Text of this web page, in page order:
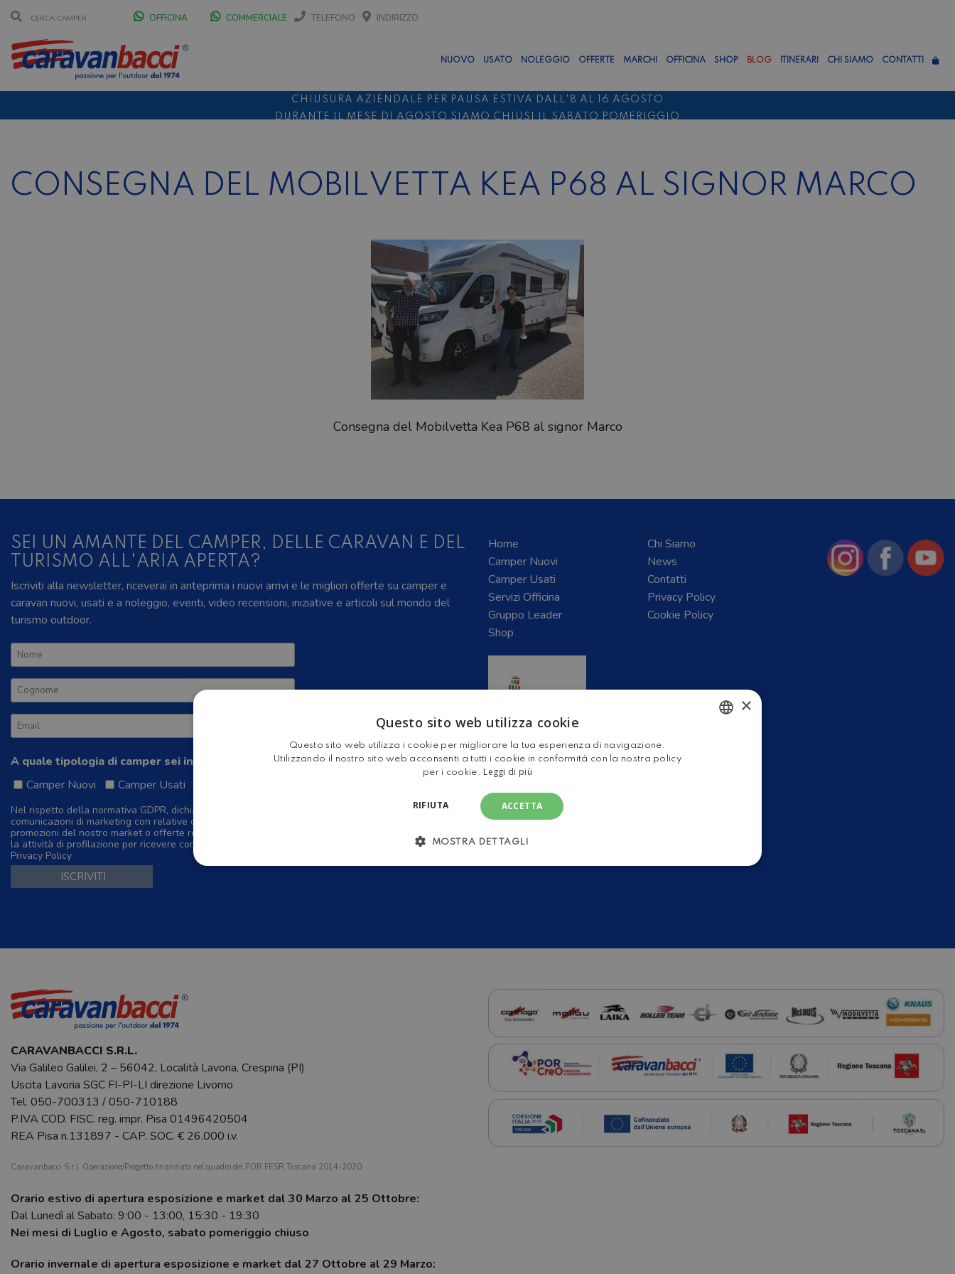
OFFICINA COMMERCIALE TELEFONO INDIRIZZO
NUOVO USATO NOLEGGIO OFFERTE MARCHI OFFICINA SHOP BLOG ITINERARI CHI SIAMO CONTATTI
CHIUSURA AZIENDALE PER PAUSA ESTIVA DALL'8 AL 16 AGOSTO
DURANTE IL MESE DI AGOSTO SIAMO CHIUSI IL SABATO POMERIGGIO
CONSEGNA DEL MOBILVETTA KEA P68 AL SIGNOR MARCO
Consegna del Mobilvetta Kea P68 al signor Marco
SEI UN AMANTE DEL CAMPER, DELLE CARAVAN E DEL
TURISMO ALL'ARIA APERTA?
Iscriviti alla newsletter, riceverai in anteprima i nuovi arrivi e le migliori offerte su camper e
caravan nuovi, usati e a noleggio, eventi, video recensioni, iniziative e articoli sul mondo del
turismo outdoor.
A quale tipologia di camper sei interessato?
Camper Nuovi
Camper Usati
Nel rispetto della normativa GDPR, dichiaro di dare il mio consenso per ricevere tramite email
comunicazioni di marketing con relative offerte commerciali su camper nuovi, camper usati,
promozioni del nostro market o offerte relative al noleggio. Inoltre esplicito il mio consenso per
la attività di profilazione per ricevere contenuti personalizzati sulla base dei miei interessi.
Privacy Policy
Home
Camper Nuovi
Camper Usati
Servizi Officina
Gruppo Leader
Shop
Chi Siamo
News
Contatti
Privacy Policy
Cookie Policy
CARAVANBACCI S.R.L.
Via Galileo Galilei, 2 – 56042, Località Lavoria, Crespina (PI)
Uscita Lavoria SGC FI-PI-LI direzione Livorno
Tel. 050-700313 /050-710188
P.IVA COD. FISC. reg. impr. Pisa 01496420504
REA Pisa n.131897 - CAP. SOC. € 26.000 i.v.
Caravanbacci S.r.l. Operazione/Progetto finanziato nel quadro del POR FESR Toscana 2014-2020.
Orario estivo di apertura esposizione e market dal 30 Marzo al 25 Ottobre:
Dal Lunedì al Sabato: 9:00 - 13:00, 15:30 - 19:30
Nei mesi di Luglio e Agosto, sabato pomeriggio chiuso
Orario invernale di apertura esposizione e market dal 27 Ottobre al 29 Marzo:
×
Questo sito web utilizza cookie
Questo sito web utilizza i cookie per migliorare la tua esperienza di navigazione.
Utilizzando il nostro sito web acconsenti a tutti i cookie in conformità con la nostra policy
per i cookie.
Leggi di più
ACCETTA
RIFIUTA
MOSTRA DETTAGLI